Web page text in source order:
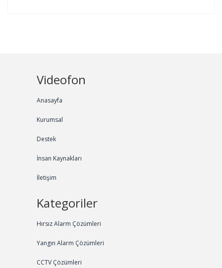
Videofon
Anasayfa
Kurumsal
Destek
İnsan Kaynakları
İletişim
Kategoriler
Hırsız Alarm Çözümleri
Yangın Alarm Çözümleri
CCTV Çözümleri